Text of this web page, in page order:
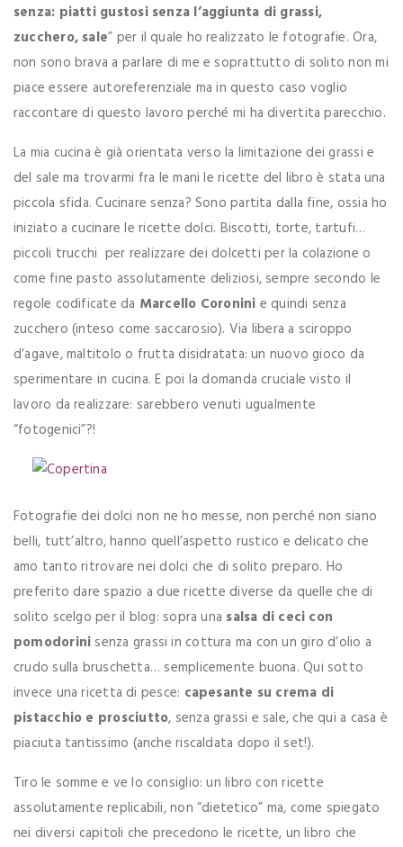
senza: piatti gustosi senza l’aggiunta di grassi,
zucchero, sale” per il quale ho realizzato le fotografie. Ora,
non sono brava a parlare di me e soprattutto di solito non mi
piace essere autoreferenziale ma in questo caso voglio
raccontare di questo lavoro perché mi ha divertita parecchio.
La mia cucina è già orientata verso la limitazione dei grassi e
del sale ma trovarmi fra le mani le ricette del libro è stata una
piccola sfida. Cucinare senza? Sono partita dalla fine, ossia ho
iniziato a cucinare le ricette dolci. Biscotti, torte, tartufi…
piccoli trucchi per realizzare dei dolcetti per la colazione o
come fine pasto assolutamente deliziosi, sempre secondo le
regole codificate da Marcello Coronini e quindi senza
zucchero (inteso come saccarosio). Via libera a sciroppo
d’agave, maltitolo o frutta disidratata: un nuovo gioco da
sperimentare in cucina. E poi la domanda cruciale visto il
lavoro da realizzare: sarebbero venuti ugualmente
“fotogenici”?!
Fotografie dei dolci non ne ho messe, non perché non siano
belli, tutt’altro, hanno quell’aspetto rustico e delicato che
amo tanto ritrovare nei dolci che di solito preparo. Ho
preferito dare spazio a due ricette diverse da quelle che di
solito scelgo per il blog: sopra una salsa di ceci con
pomodorini senza grassi in cottura ma con un giro d’olio a
crudo sulla bruschetta… semplicemente buona. Qui sotto
invece una ricetta di pesce: capesante su crema di
pistacchio e prosciutto, senza grassi e sale, che qui a casa è
piaciuta tantissimo (anche riscaldata dopo il set!).
Tiro le somme e ve lo consiglio: un libro con ricette
assolutamente replicabili, non “dietetico” ma, come spiegato
nei diversi capitoli che precedono le ricette, un libro che